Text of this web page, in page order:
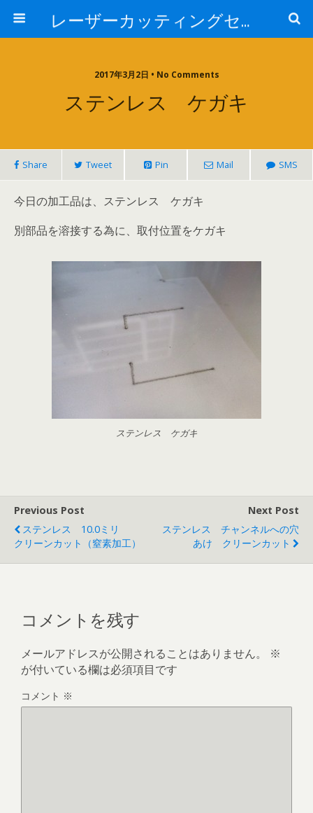
レーザーカッティングセンター 株式会社 中本鉄工所
2017年3月2日 • No Comments
ステンレス ケガキ
Share Tweet Pin Mail SMS
今日の加工品は、ステンレス ケガキ
別部品を溶接する為に、取付位置をケガキ
ステンレス ケガキ
Previous Post
ステンレス 10.0ミリ
クリーンカット（窒素加工）
Next Post
ステンレス チャンネルへの穴
あけ クリーンカット
コメントを残す
メールアドレスが公開されることはありません。
※
が付いている欄は必須項目です
コメント ※